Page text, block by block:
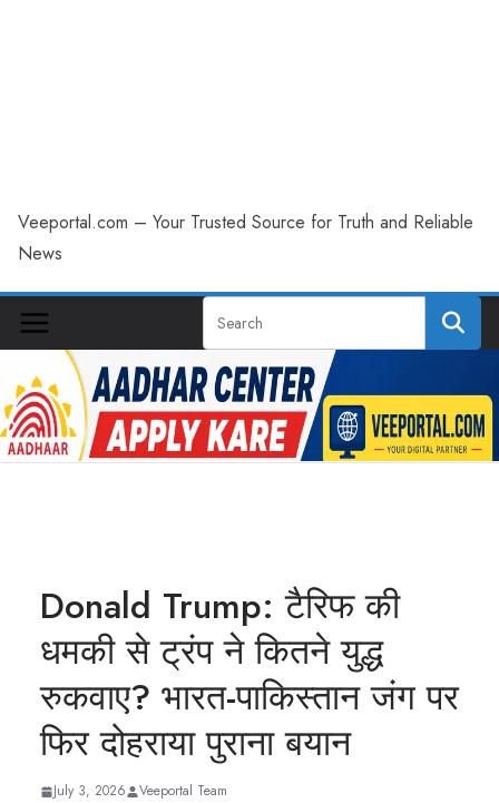
Veeportal.com – Your Trusted Source for Truth and Reliable
News
Donald Trump: टैरिफ की
धमकी से ट्रंप ने कितने युद्ध
रुकवाए? भारत-पाकिस्तान जंग पर
फिर दोहराया पुराना बयान
July 3, 2026 Veeportal Team